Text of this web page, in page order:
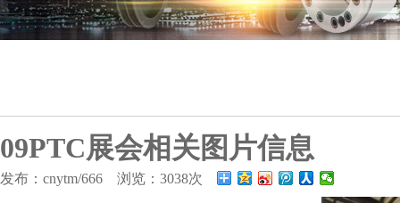
09PTC展会相关图片信息
发布：cnytm/666 浏览：3038次